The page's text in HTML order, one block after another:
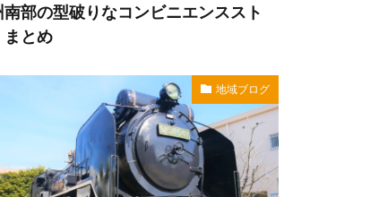
南部の型破りなコンビニエンススト
とめ
地域ブログ